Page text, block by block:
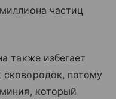
частиц
также избегает
сковородок, потому
который